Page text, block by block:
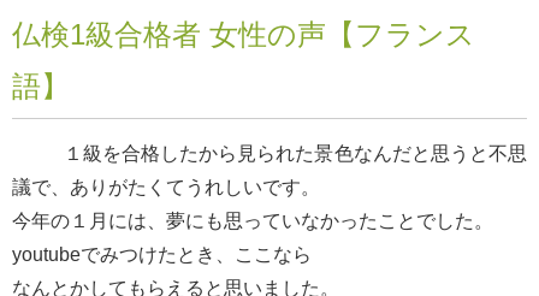
仏検1級合格者 女性の声【フランス
語】
１級を合格したから見られた景色なんだと思うと不思
議で、ありがたくてうれしいです。
今年の１月には、夢にも思っていなかったことでした。
youtubeでみつけたとき、ここなら
なんとかしてもらえると思いました。